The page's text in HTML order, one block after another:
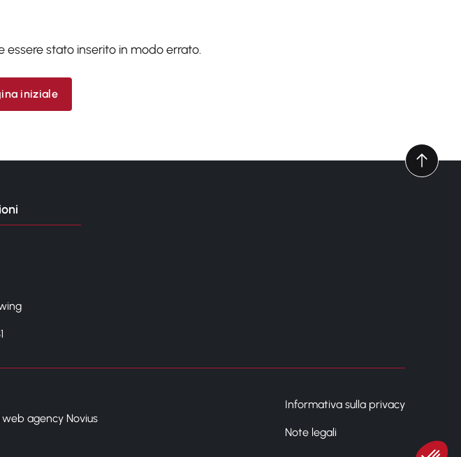
essere stato inserito in modo errato.
iniziale
agency Novius
Informativa sulla privacy
Note legali